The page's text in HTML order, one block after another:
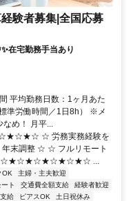
験者募集|全国応募
在宅勤務手当あり
平均勤務日数：1ヶ月あた
準労働時間／1日8h） ※メ
め！ 月平...
☆ 労務実務経験を
末調整 ☆ ☆ フルリモート
...
OK
主婦・主夫歓迎
ト 交通費全額支給
経験者歓迎
給 ピアスOK
土日祝休み